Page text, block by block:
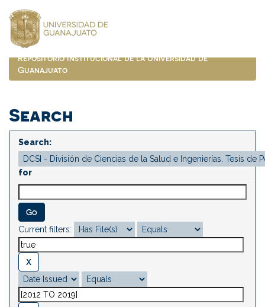
navigation
Repositorio Institucional de la Universidad de
Guanajuato
Search
Search:
for
Current filters: